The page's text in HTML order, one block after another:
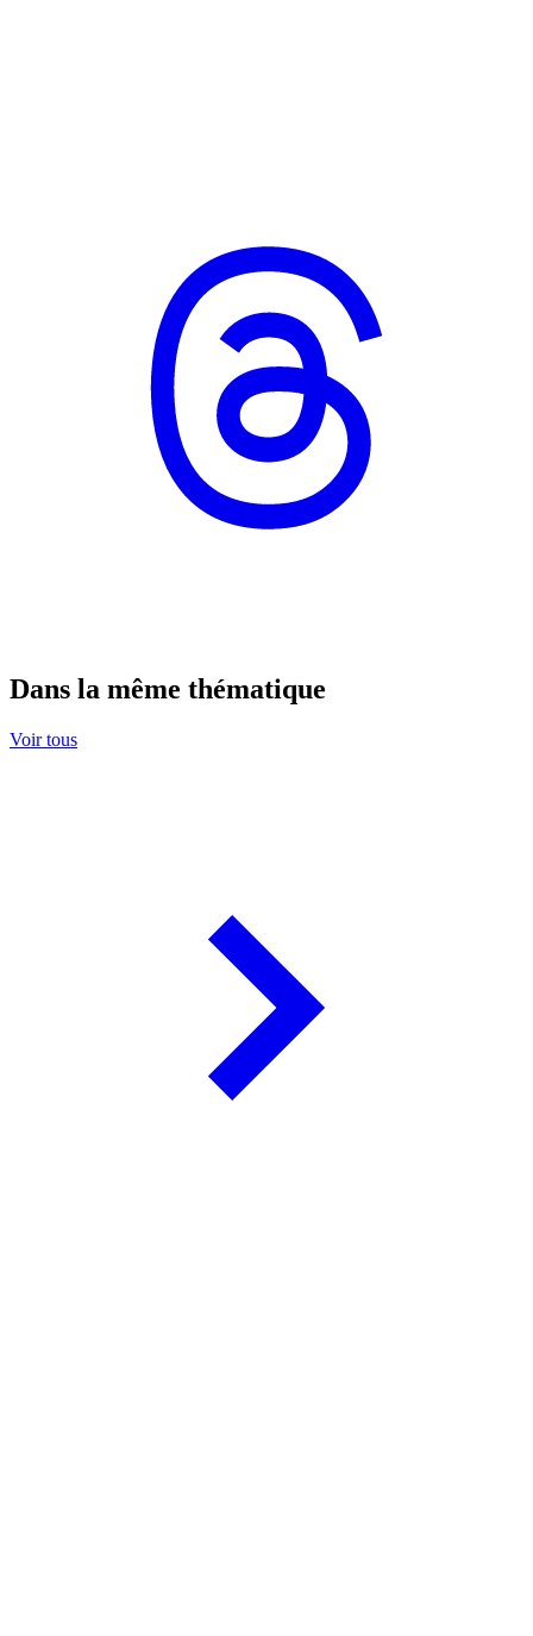
Dans la même thématique
Voir tous